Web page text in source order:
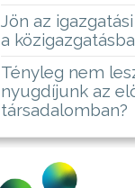
Jön az
a
Tényleg nem
nyugdíjunk az
társadalomban?